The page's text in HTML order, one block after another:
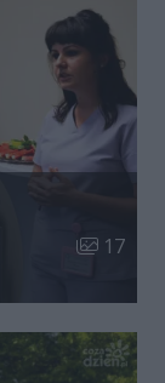
Liczba
17